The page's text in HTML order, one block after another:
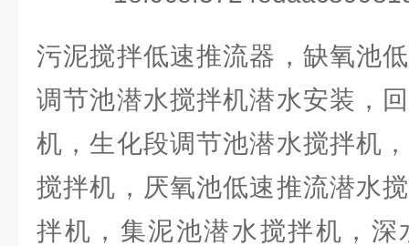
污泥搅拌低速推流器，缺氧池
调节池潜水搅拌机潜水安装，
机，生化段调节池潜水搅拌机
搅拌机，厌氧池低速推流潜水
拌机，集泥池潜水搅拌机，深